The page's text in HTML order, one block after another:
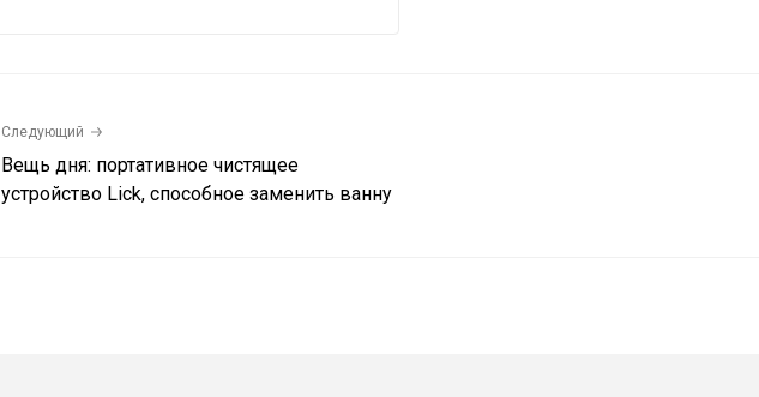
Следующий
Вещь дня: портативное чистящее
устройство Lick, способное заменить ванну